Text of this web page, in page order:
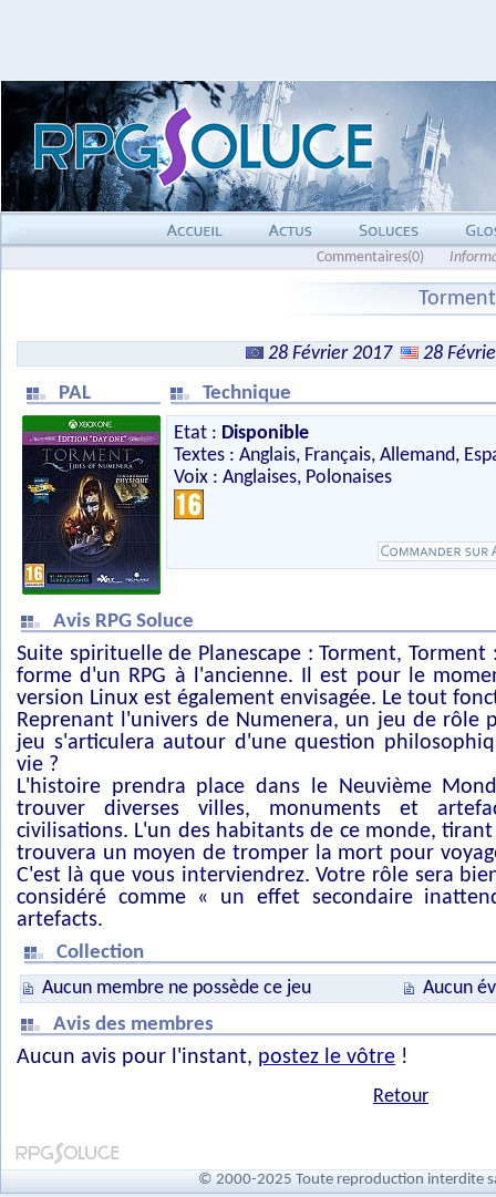
Commentaires(0)
28 Février 2017
28
PAL
Technique
Etat : Disponible
Textes : Anglais, Français, Allemand,
Voix : Anglaises, Polonaises
Avis RPG Soluce
Suite spirituelle de Planescape : Torment,
forme d'un RPG à l'ancienne. Il est pour le
version Linux est également envisagée. Le tout
Reprenant l'univers de Numenera, un jeu de rôle
jeu s'articulera autour d'une question
vie ?
L'histoire prendra place dans le Neuvième
trouver diverses villes, monuments et
civilisations. L'un des habitants de ce monde,
trouvera un moyen de tromper la mort pour
C'est là que vous interviendrez. Votre rôle sera
considéré comme « un effet secondaire
artefacts.
Collection
Aucun membre ne possède ce jeu
Aucun
Avis des membres
Aucun avis pour l'instant, postez le vôtre !
Retour
© 2000-2025 Toute reproduction interdite